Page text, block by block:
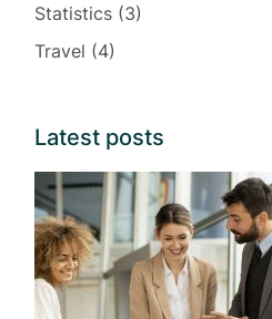
Statistics (3)
Travel (4)
Latest posts